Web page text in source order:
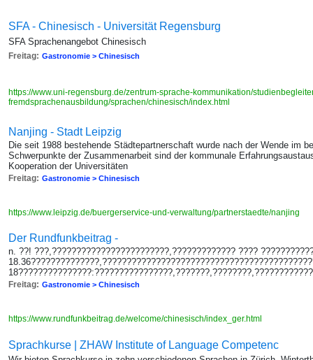
SFA - Chinesisch - Universität Regensburg
SFA Sprachenangebot Chinesisch
Freitag: Gastronomie > Chinesisch
https://www.uni-regensburg.de/zentrum-sprache-kommunikation/
fremdsprachenausbildung/sprachen/chinesisch/index.html
Nanjing - Stadt Leipzig
Die seit 1988 bestehende Städtepartnerschaft wurde nach der Wende im
Schwerpunkte der Zusammenarbeit sind der kommunale
Kooperation der Universitäten
Freitag: Gastronomie > Chinesisch
https://www.leipzig.de/buergerservice-und-verwaltung/partnerstaedte/nanjing
Der Rundfunkbeitrag -
n. ??! ???,????????????????????????,????????????? ????
Freitag: Gastronomie > Chinesisch
https://www.rundfunkbeitrag.de/welcome/chinesisch/index_ger.html
Sprachkurse | ZHAW Institute of Language Competenc